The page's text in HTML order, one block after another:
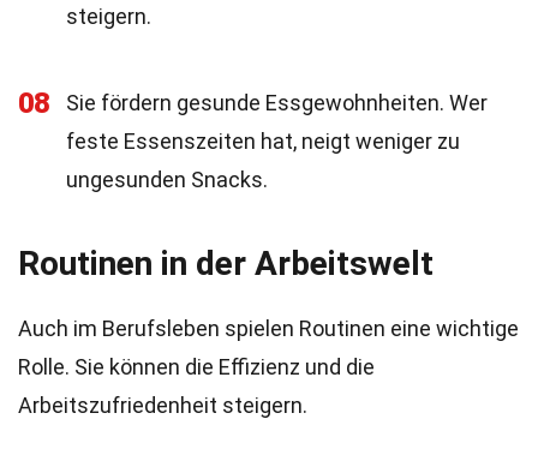
steigern.
08
Sie fördern gesunde Essgewohnheiten. Wer
feste Essenszeiten hat, neigt weniger zu
ungesunden Snacks.
Routinen in der Arbeitswelt
Auch im Berufsleben spielen Routinen eine wichtige
Rolle. Sie können die Effizienz und die
Arbeitszufriedenheit steigern.